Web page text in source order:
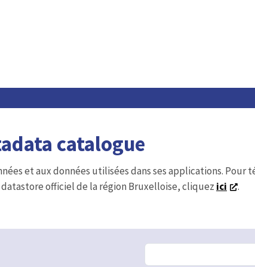
catalogue
et aux données utilisées dans ses applications.
datastore officiel de la région Bruxelloise, cliquez ici .